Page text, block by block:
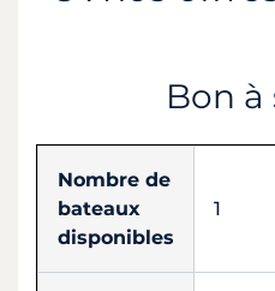
Bon à
Nombre de
bateaux
disponibles
1